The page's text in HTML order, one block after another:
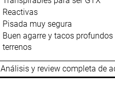
Reactivas
Pisada muy segura
Buen agarre y tacos
terrenos
Análisis y review completa de